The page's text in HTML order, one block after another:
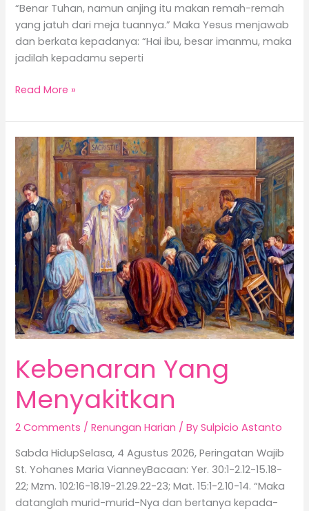
“Benar Tuhan, namun anjing itu makan remah-remah
yang jatuh dari meja tuannya.” Maka Yesus menjawab
dan berkata kepadanya: “Hai ibu, besar imanmu, maka
jadilah kepadamu seperti
Read More »
Kebenaran Yang
Menyakitkan
2 Comments /Renungan Harian / BySulpicio Astanto
Sabda HidupSelasa, 4 Agustus 2026, Peringatan Wajib
St. Yohanes Maria VianneyBacaan: Yer. 30:1-2.12-15.18-
22; Mzm. 102:16-18.19-21.29.22-23; Mat. 15:1-2.10-14. “Maka
datanglah murid-murid-Nya dan bertanya kepada-
Kebenaran
Yang
Menyakitkan